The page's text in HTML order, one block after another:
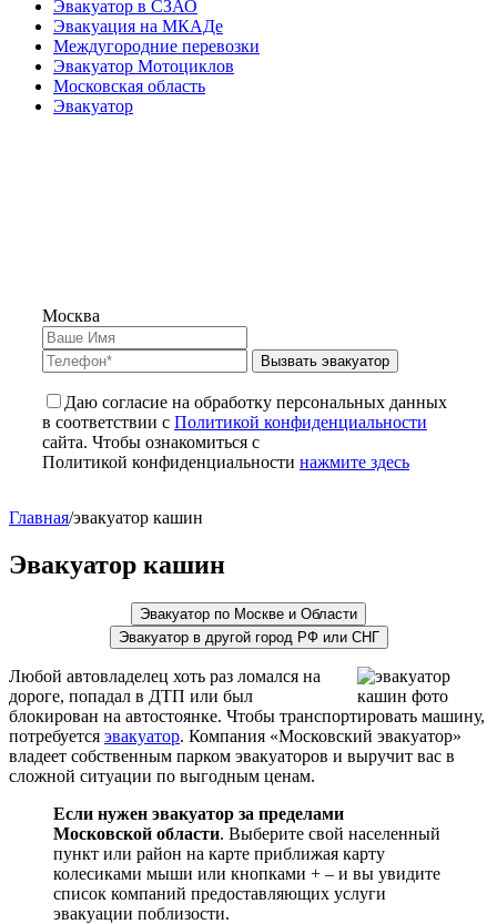
Эвакуатор в СЗАО
Эвакуация на МКАДе
Междугородние перевозки
Эвакуатор Мотоциклов
Московская область
Эвакуатор
Москва
Вызвать эвакуатор
Даю согласие на обработку персональных данных
в соответствии с Политикой конфиденциальности
сайта. Чтобы ознакомиться с
Политикой конфиденциальности нажмите здесь
Главная/эвакуатор кашин
Эвакуатор кашин
Эвакуатор по Москве и Области
Эвакуатор в другой город РФ или СНГ
Любой автовладелец хоть раз ломался на
дороге, попадал в ДТП или был
блокирован на автостоянке. Чтобы транспортировать машину,
потребуется эвакуатор. Компания «Московский эвакуатор»
владеет собственным парком эвакуаторов и выручит вас в
сложной ситуации по выгодным ценам.
Если нужен эвакуатор за пределами
Московской области. Выберите свой населенный
пункт или район на карте приближая карту
колесиками мыши или кнопками + – и вы увидите
список компаний предоставляющих услуги
эвакуации поблизости.